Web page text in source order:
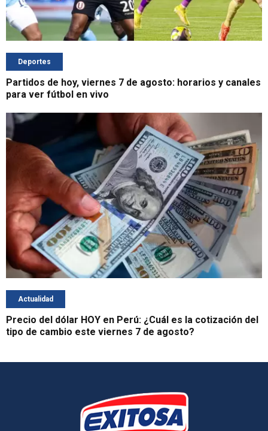
Deportes
Partidos de hoy, viernes 7 de agosto: horarios y canales
para ver fútbol en vivo
Actualidad
Precio del dólar HOY en Perú: ¿Cuál es la cotización del
tipo de cambio este viernes 7 de agosto?